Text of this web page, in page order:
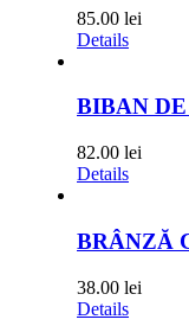
85.00 lei
Details
BIBAN
82.00 lei
Details
BRÂNZĂ
38.00 lei
Details